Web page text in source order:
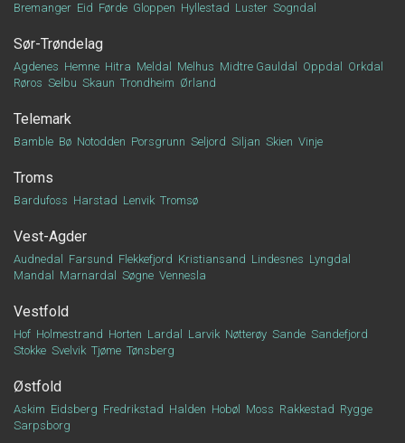
Bremanger Eid Førde Gloppen Hyllestad Luster Sogndal
Sør-Trøndelag
Agdenes Hemne Hitra Meldal Melhus Midtre Gauldal Oppdal
Orkdal
Røros Selbu Skaun Trondheim Ørland
Telemark
Bamble Bø Notodden Porsgrunn Seljord Siljan Skien Vinje
Troms
Bardufoss Harstad Lenvik Tromsø
Vest-Agder
Audnedal Farsund Flekkefjord Kristiansand Lindesnes Lyngdal
Mandal
Marnardal Søgne Vennesla
Vestfold
Hof Holmestrand Horten Lardal Larvik Nøtterøy Sande Sandefjord
Stokke Svelvik Tjøme Tønsberg
Østfold
Askim Eidsberg Fredrikstad Halden Hobøl Moss Rakkestad Rygge
Sarpsborg